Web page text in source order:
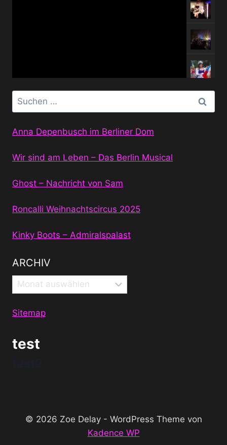
Suchen
nach:
Anna Depenbusch im Berliner Dom
Wir sind am Leben – Das Berlin Musical
Ghost – Nachricht von Sam
Roncalli Weihnachtscircus 2025
Kinky Boots – Admiralspalast
ARCHIV
Archiv
Sitemap
test
© 2026 Zoe Delay - WordPress Theme von
Kadence WP